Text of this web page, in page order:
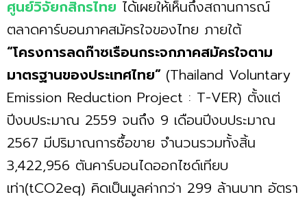
ศูนย์วิจัยกสิกรไทย ได้เผยให้เห็นถึงสถานการณ์
ตลาดคาร์บอนภาคสมัครใจของไทย ภายใต้
“โครงการลดก๊าซเรือนกระจกภาคสมัครใจตาม
มาตรฐานของประเทศไทย” (Thailand Voluntary
Emission Reduction Project : T-VER) ตั้งแต่
ปีงบประมาณ 2559 จนถึง 9 เดือนปีงบประมาณ
2567 มีปริมาณการซื้อขาย จำนวนรวมทั้งสิ้น
3,422,956 ตันคาร์บอนไดออกไซด์เทียบ
เท่า(tCO2eq) คิดเป็นมูลค่ากว่า 299 ล้านบาท อัตรา